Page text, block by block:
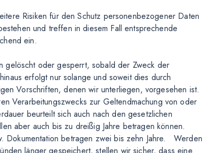
Risiken für den Schutz personenbezogener Daten
und treffen in diesem Fall entsprechende
ein.
gelöscht oder gesperrt, sobald der Zweck der
erfolgt nur solange und soweit dies durch
Vorschriften, denen wir unterliegen, vorgesehen ist.
Verarbeitungszwecks zur Geltendmachung von oder
beurteilt sich auch nach den gesetzlichen
aber auch bis zu dreißig Jahre betragen können.
Dokumentation betragen zwei bis zehn Jahre. Werden